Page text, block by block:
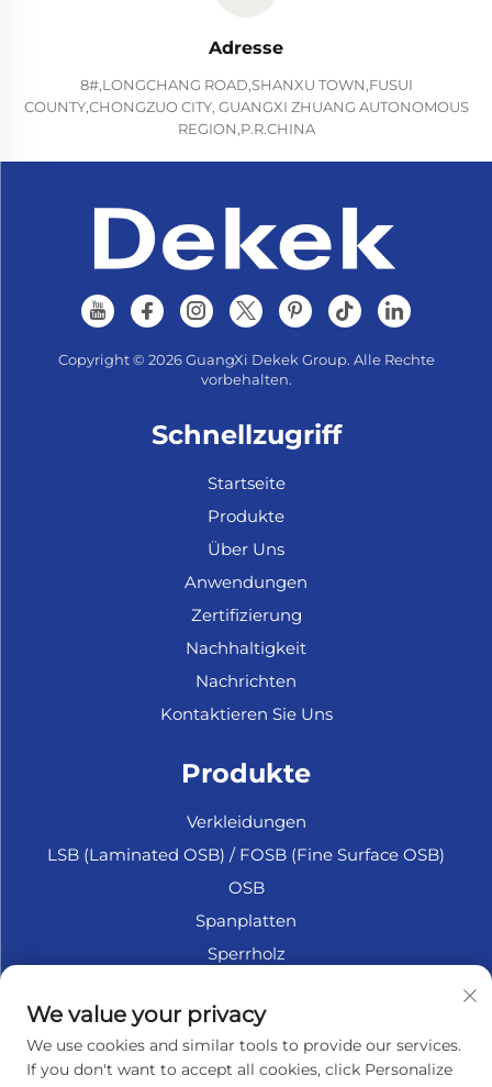
Adresse
8#,LONGCHANG ROAD,SHANXU TOWN,FUSUI
COUNTY,CHONGZUO CITY, GUANGXI ZHUANG AUTONOMOUS
REGION,P.R.CHINA
Copyright © 2026 GuangXi Dekek Group. Alle Rechte
vorbehalten.
Schnellzugriff
Startseite
Produkte
Über Uns
Anwendungen
Zertifizierung
Nachhaltigkeit
Nachrichten
Kontaktieren Sie Uns
Produkte
Verkleidungen
LSB (Laminated OSB) / FOSB (Fine Surface OSB)
OSB
Spanplatten
Sperrholz
Faserplatte
Zubehör
We value your privacy
We use cookies and similar tools to provide our services.
If you don't want to accept all cookies, click Personalize